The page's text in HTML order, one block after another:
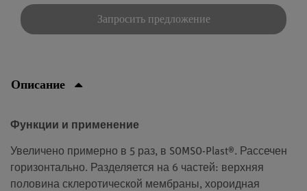
Запросить предложение
Описание
Функции и применение
Увеличено примерно в 5 раз, в SOMSO-Plast®. Рассечен
горизонтально. Разделяется на 6 частей: верхняя
половина склеротической мембраны, хороидная